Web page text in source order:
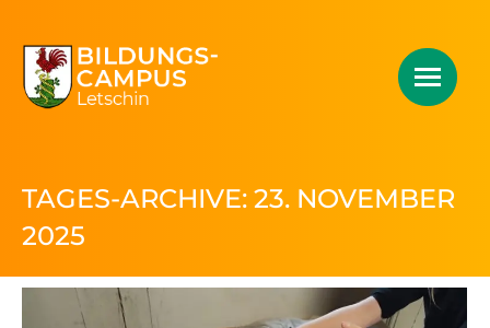
TAGES-ARCHIVE: 23. NOVEMBER
2025